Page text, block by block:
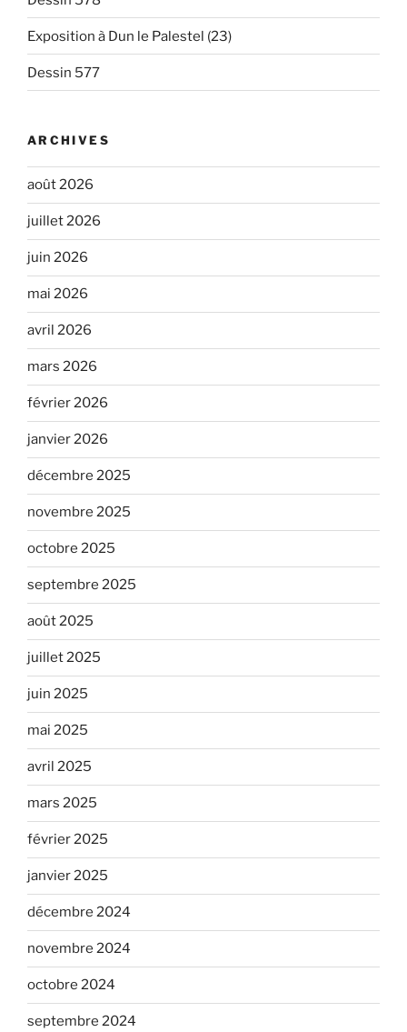
Exposition à Dun le Palestel (23)
Dessin 577
ARCHIVES
août 2026
juillet 2026
juin 2026
mai 2026
avril 2026
mars 2026
février 2026
janvier 2026
décembre 2025
novembre 2025
octobre 2025
septembre 2025
août 2025
juillet 2025
juin 2025
mai 2025
avril 2025
mars 2025
février 2025
janvier 2025
décembre 2024
novembre 2024
octobre 2024
septembre 2024